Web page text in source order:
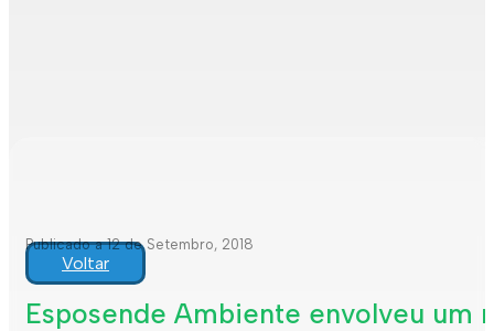
Publicado a 12 de Setembro, 2018
Voltar
Esposende Ambiente envolveu um